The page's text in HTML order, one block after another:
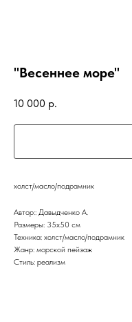
"Весеннее море"
10 000 р.
холст/масло/подрамник
Автор:: Давыдченко А.
Размеры: 35х50 см
Техника: холст/масло/подрамник
Жанр: морской пейзаж
Стиль: реализм